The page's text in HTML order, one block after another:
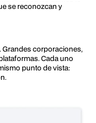
se reconozcan y
Grandes corporaciones,
Cada uno
punto de vista: